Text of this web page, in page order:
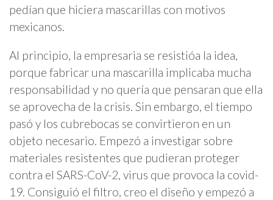
pedían que hiciera mascarillas con motivos
mexicanos.
Al principio, la empresaria se resistióa la idea,
porque fabricar una mascarilla implicaba mucha
responsabilidad y no quería que pensaran que ella
se aprovecha de la crisis. Sin embargo, el tiempo
pasó y los cubrebocas se convirtieron en un
objeto necesario. Empezó a investigar sobre
materiales resistentes que pudieran proteger
contra el SARS-CoV-2, virus que provoca la covid-
19. Consiguió el filtro, creo el diseño y empezó a